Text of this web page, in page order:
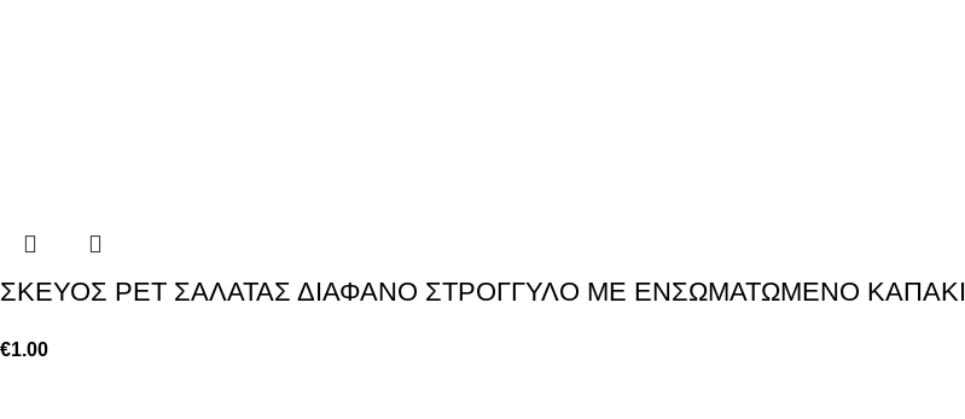
ΣΚΕΥΟΣ PET ΣΑΛΑΤΑΣ ΔΙΑΦΑΝΟ ΣΤΡΟΓΓΥΛΟ ΜΕ ΕΝΣΩΜΑΤΩΜΕΝΟ ΚΑΠΑΚΙ
€1.00